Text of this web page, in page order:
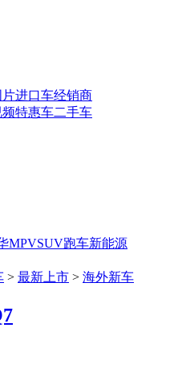
片进口车经销商
特惠车二手车
MPVSUV跑车新能源
> 最新上市 > 海外新车